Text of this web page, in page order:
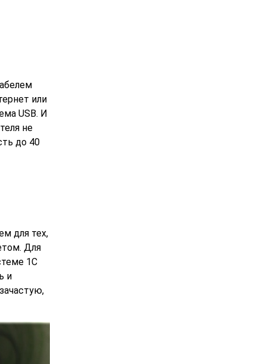
или
USB. И
не
до 40
для тех,
Для
1С
и